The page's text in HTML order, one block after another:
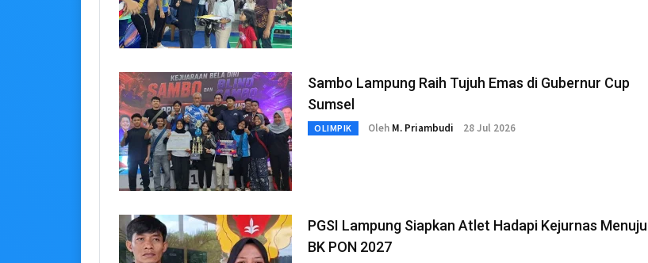
Sambo Lampung Raih Tujuh Emas di Gubernur Cup
Sumsel
OLIMPIK Oleh M. Priambudi 28 Jul 2026
PGSI Lampung Siapkan Atlet Hadapi Kejurnas Menuju
BK PON 2027